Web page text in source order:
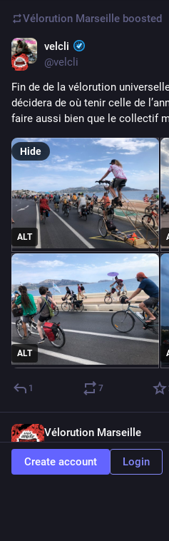
Vélorution Marseille boosted
velcli
@velcli
Fin de de la vélorution
décidera de où tenir celle de
faire aussi bien que le collectif
ALT
ALT
Hide
1 7
Vélorution Marseille
@velorutionmarseille
La vélorution universelle à
Create account Login